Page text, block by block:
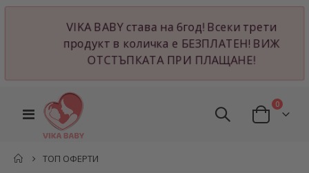
VIKA BABY става на 6год! Всеки трети
продукт в количка е БЕЗПЛАТЕН! ВИЖ
ОТСТЪПКАТА ПРИ ПЛАЩАНЕ!
Превключване
Nav
Cart
0
ТОП ОФЕРТИ